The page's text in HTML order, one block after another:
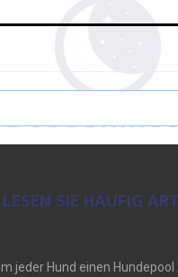
LESEN SIE HÄUFIG
jeder Hund einen Hundepool